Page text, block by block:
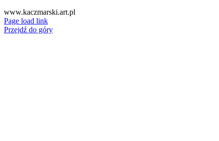
www.kaczmarski.art.pl
Page load link
Przejdź do góry